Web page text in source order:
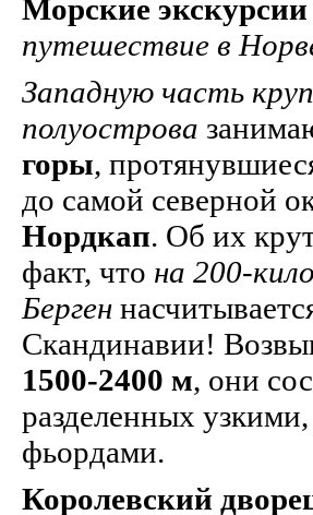
Морские
путешествие в
Западную часть
полуострова
горы,
до самой северной
Нордкап. Об их
факт, что на 200-
Берген
Скандинавии!
1500-2400 м, они
разделенных
фьордами.
Королевский